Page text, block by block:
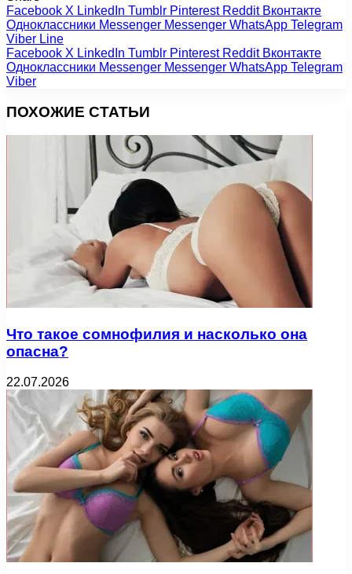
Facebook X LinkedIn Tumblr Pinterest Reddit Вконтакте
Одноклассники Messenger Messenger WhatsApp Telegram
Viber Line
Facebook X LinkedIn Tumblr Pinterest Reddit Вконтакте
Одноклассники Messenger Messenger WhatsApp Telegram
Viber
ПОХОЖИЕ СТАТЬИ
Что такое сомнофилия и насколько она
опасна?
22.07.2026